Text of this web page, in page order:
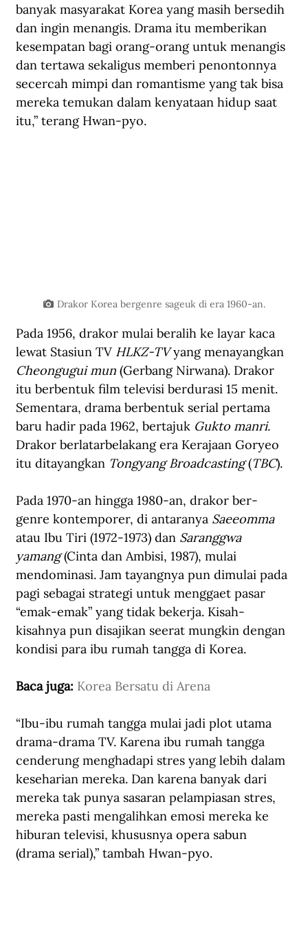
banyak masyarakat Korea yang masih bersedih
dan ingin menangis. Drama itu memberikan
kesempatan bagi orang-orang untuk menangis
dan tertawa sekaligus memberi penontonnya
secercah mimpi dan romantisme yang tak bisa
mereka temukan dalam kenyataan hidup saat
itu,” terang Hwan-pyo.
Drakor Korea bergenre sageuk di era 1960-an.
Pada 1956, drakor mulai beralih ke layar kaca
lewat Stasiun TV HLKZ-TV yang menayangkan
Cheongugui mun (Gerbang Nirwana). Drakor
itu berbentuk film televisi berdurasi 15 menit.
Sementara, drama berbentuk serial pertama
baru hadir pada 1962, bertajuk Gukto manri.
Drakor berlatarbelakang era Kerajaan Goryeo
itu ditayangkan Tongyang Broadcasting (TBC).
Pada 1970-an hingga 1980-an, drakor ber-
genre kontemporer, di antaranya Saeeomma
atau Ibu Tiri (1972-1973) dan Saranggwa
yamang (Cinta dan Ambisi, 1987), mulai
mendominasi. Jam tayangnya pun dimulai pada
pagi sebagai strategi untuk menggaet pasar
“emak-emak” yang tidak bekerja. Kisah-
kisahnya pun disajikan seerat mungkin dengan
kondisi para ibu rumah tangga di Korea.
Baca juga: Korea Bersatu di Arena
“Ibu-ibu rumah tangga mulai jadi plot utama
drama-drama TV. Karena ibu rumah tangga
cenderung menghadapi stres yang lebih dalam
keseharian mereka. Dan karena banyak dari
mereka tak punya sasaran pelampiasan stres,
mereka pasti mengalihkan emosi mereka ke
hiburan televisi, khususnya opera sabun
(drama serial),” tambah Hwan-pyo.